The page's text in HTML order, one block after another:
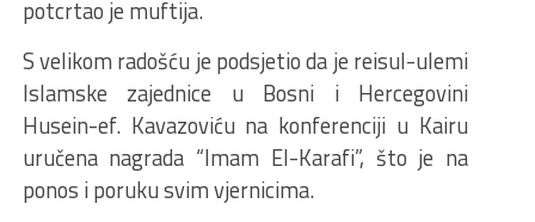
potcrtao je muftija.
S velikom radošću je podsjetio da je reisul-ulemi
Islamske zajednice u Bosni i Hercegovini
Husein-ef. Kavazoviću na konferenciji u Kairu
uručena nagrada “Imam El-Karafi”, što je na
ponos i poruku svim vjernicima.